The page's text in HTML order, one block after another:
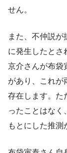
せん。
また、不仲説が
に発生したとさ
京介さんが布袋
があり、これが
存在します。た
ったことはなく
もとにした推測